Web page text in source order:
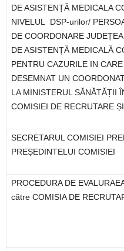
DE ASISTENȚĂ MEDICALA
NIVELUL
DSP-urilor/
DE COORDONARE
DE ASISTENȚĂ MEDICALĂ
PENTRU CAZURILE IN
DESEMNAT UN
LA MINISTERUL SĂNĂTĂȚII
COMISIEI DE RECRUTARE
SECRETARUL COMISIEI
PREȘEDINTELUI COMISIEI
PROCEDURA DE
către COMISIA DE